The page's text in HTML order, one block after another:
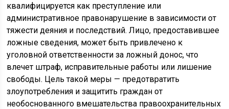
квалифицируется как преступление или
административное правонарушение в зависимости от
тяжести деяния и последствий. Лицо, предоставившее
ложные сведения, может быть привлечено к
уголовной ответственности за ложный донос, что
влечет штраф, исправительные работы или лишение
свободы. Цель такой меры — предотвратить
злоупотребления и защитить граждан от
необоснованного вмешательства правоохранительных